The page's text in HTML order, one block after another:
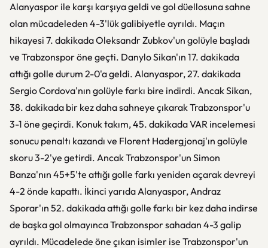
Alanyaspor ile karşı karşıya geldi ve gol düellosuna sahne
olan mücadeleden 4-3'lük galibiyetle ayrıldı. Maçın
hikayesi 7. dakikada Oleksandr Zubkov'un golüyle başladı
ve Trabzonspor öne geçti. Danylo Sikan'ın 17. dakikada
attığı golle durum 2-0'a geldi. Alanyaspor, 27. dakikada
Sergio Cordova'nın golüyle farkı bire indirdi. Ancak Sikan,
38. dakikada bir kez daha sahneye çıkarak Trabzonspor'u
3-1 öne geçirdi. Konuk takım, 45. dakikada VAR incelemesi
sonucu penaltı kazandı ve Florent Hadergjonaj'ın golüyle
skoru 3-2'ye getirdi. Ancak Trabzonspor'un Simon
Banza'nın 45+5'te attığı golle farkı yeniden açarak devreyi
4-2 önde kapattı. İkinci yarıda Alanyaspor, Andraz
Sporar'ın 52. dakikada attığı golle farkı bir kez daha indirse
de başka gol olmayınca Trabzonspor sahadan 4-3 galip
ayrıldı. Mücadelede öne çıkan isimler ise Trabzonspor'un